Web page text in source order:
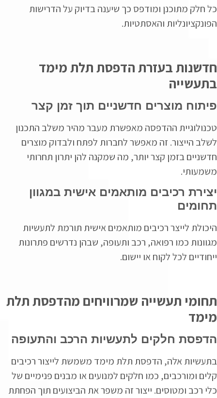
כל חלק מתוכנן ומודפס כך שיענה בדיוק על הדרישות
הפונקציונליות והאסתטיות.
חדשנות בעזרת הדפסת תלת מימד
בתעשייה
פיתוח מוצרים חדשניים תוך זמן קצר
טכנולוגיית ההדפסה מאפשרת מעבר מהיר משלב התכנון
לשלב הייצור. זה מאפשר לחברות לפתח ולבדוק מוצרים
חדשניים בזמן קצר יותר, מה שמקנה להן יתרון תחרותי
משמעותי.
יצירת רכיבים מותאמים אישית במגוון
תחומים
היכולת לייצר רכיבים מותאמים אישית תורמת לתעשיות
מגוונות כמו רפואה, רכב ותעופה, שבהן נדרשים פתרונות
ייחודיים לכל לקוח או יישום.
תחומי תעשייה שמרוויחים מהדפסת תלת
מימד
הדפסת חלקים לתעשיות הרכב והתעופה
בתעשיות אלה, הדפסת תלת מימד משמשת לייצור רכיבים
קלים ומורכבים, כמו חלקים למנועים או מבנים פנימיים של
כלי רכב ומטוסים. ייצור זה משפר את הביצועים תוך הפחתת